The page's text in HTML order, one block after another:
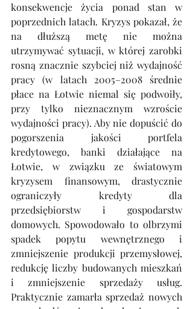
konsekwencje życia ponad stan w
poprzednich latach. Kryzys pokazał, że
na dłuższą metę nie można
utrzymywać sytuacji, w której zarobki
rosną znacznie szybciej niż wydajność
pracy (w latach 2005–2008 średnie
płace na Łotwie niemal się podwoiły,
przy tylko nieznacznym wzroście
wydajności pracy). Aby nie dopuścić do
pogorszenia jakości portfela
kredytowego, banki działające na
Łotwie, w związku ze światowym
kryzysem finansowym, drastycznie
ograniczyły kredyty dla
przedsiębiorstw i gospodarstw
domowych. Spowodowało to olbrzymi
spadek popytu wewnętrznego i
zmniejszenie produkcji przemysłowej,
redukcję liczby budowanych mieszkań
i zmniejszenie sprzedaży usług.
Praktycznie zamarła sprzedaż nowych